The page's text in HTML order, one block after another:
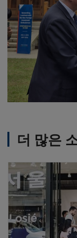
더 많은